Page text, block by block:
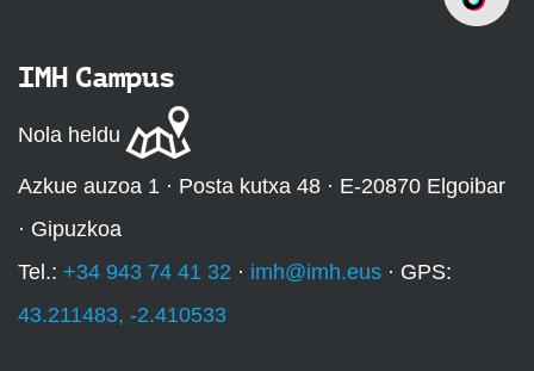
IMH Campus
Nola heldu
Azkue auzoa 1 · Posta kutxa 48 · E-20870 Elgoibar
· Gipuzkoa
Tel.: +34 943 74 41 32 · imh@imh.eus · GPS:
43.211483, -2.410533